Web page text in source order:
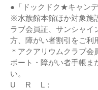
●「ドックドク★キャン
※水族館本館ほか対象施
ラブ会員証、サンシャイ
方、障がい者割引をご利
＊アクアリウムクラブ
ポート・障がい者手帳ま
い。
U R L：